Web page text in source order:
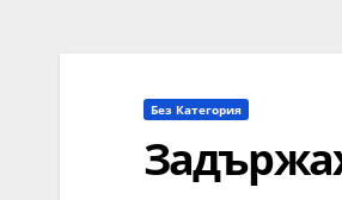
Без Категория